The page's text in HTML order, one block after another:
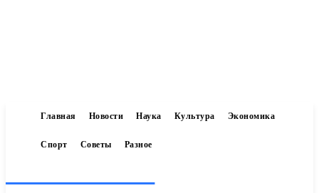
Главная Новости Наука Культура Экономика
Спорт Советы Разное